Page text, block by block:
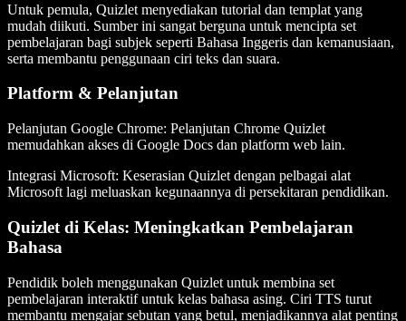
Untuk pemula, Quizlet menyediakan tutorial dan templat yang
mudah diikuti. Sumber ini sangat berguna untuk mencipta set
pembelajaran bagi subjek seperti Bahasa Inggeris dan kemanusiaan,
serta membantu penggunaan ciri teks dan suara.
Platform & Pelanjutan
Pelanjutan Google Chrome: Pelanjutan Chrome Quizlet
memudahkan akses di Google Docs dan platform web lain.
Integrasi Microsoft: Keserasian Quizlet dengan pelbagai alat
Microsoft lagi meluaskan kegunaannya di persekitaran pendidikan.
Quizlet di Kelas: Meningkatkan Pembelajaran
Bahasa
Pendidik boleh menggunakan Quizlet untuk membina set
pembelajaran interaktif untuk kelas bahasa asing. Ciri TTS turut
membantu mengajar sebutan yang betul, menjadikannya alat penting